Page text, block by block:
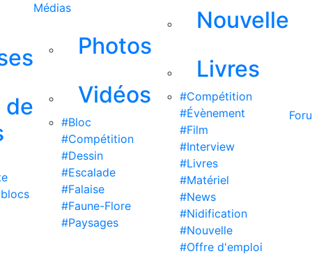
de
Médias
Photos
Vidéos
#Bloc
#Compétition
#Dessin
#Escalade
#Falaise
#Faune-Flore
#Paysages
Nouvelle
Livres
#Compétition
#Évènement
#Film
#Interview
#Livres
#Matériel
#News
#Nidification
#Nouvelle
#Offre d'emploi